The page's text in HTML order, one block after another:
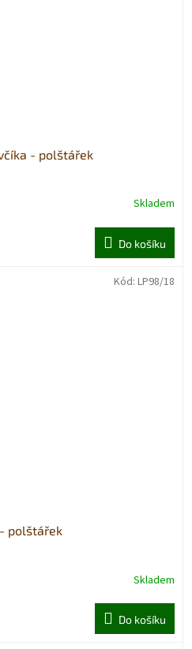
- polštářek
Skladem
Do košíku
polštářek
Skladem
Do košíku
Kód: LP98/18